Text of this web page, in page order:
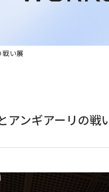
い展
アンギアーリの戦